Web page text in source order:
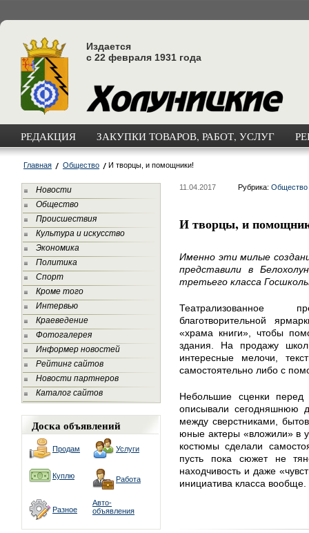
Издается
с 22 февраля 1931 года
РЕДАКЦИЯ ЗАКУПКИ ТОВАРОВ, РАБОТ, УСЛУГ
Главная Общество И творцы, и помощники!
Новости
Общество
Происшествия
Культура и искусство
Экономика
Политика
Спорт
Кроме того
Интервью
Краеведение
Фотогалерея
Информер новостей
Рейтинг сайтов
Новости партнеров
Каталог сайтов
Доска объявлений
Продам Услуги
Куплю Работа
Разное
Авто-
объявления
11.04.2017 Рубрика: Общество
И творцы, и
Именно эти милые
представили в
третьего класса
Театрализованное
благотворительной
«храма книги», чтобы
здания. На продажу
интересные мелочи,
самостоятельно либо с
Небольшие сценки
описывали сегодняшнюю
между сверстниками,
юные актеры «вложили» в
костюмы сделали
пусть пока сюжет не
находчивость и даже
инициатива класса вообще.